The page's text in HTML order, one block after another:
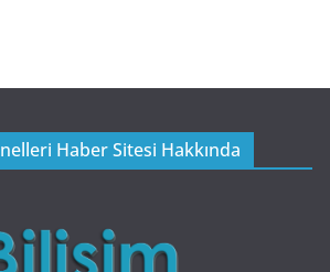
Haber Sitesi Hakkında